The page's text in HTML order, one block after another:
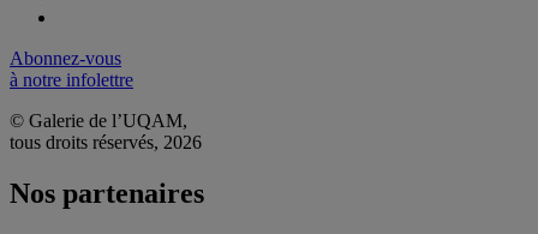
Abonnez-vous
à notre infolettre
© Galerie de l’UQAM,
tous droits réservés, 2026
Nos partenaires